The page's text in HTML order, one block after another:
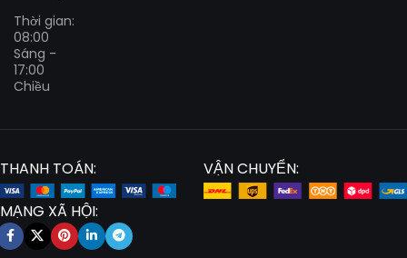
Thời gian:
08:00
Sáng -
17:00
Chiều
THANH TOÁN: VẬN CHUYỂN:
MẠNG XÃ HỘI: